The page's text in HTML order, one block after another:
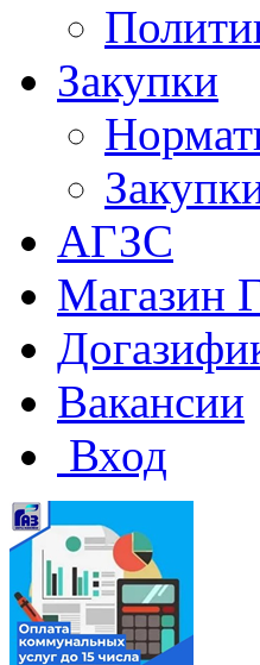
Закупки
АГЗС
Магазин
Вакансии
Вход